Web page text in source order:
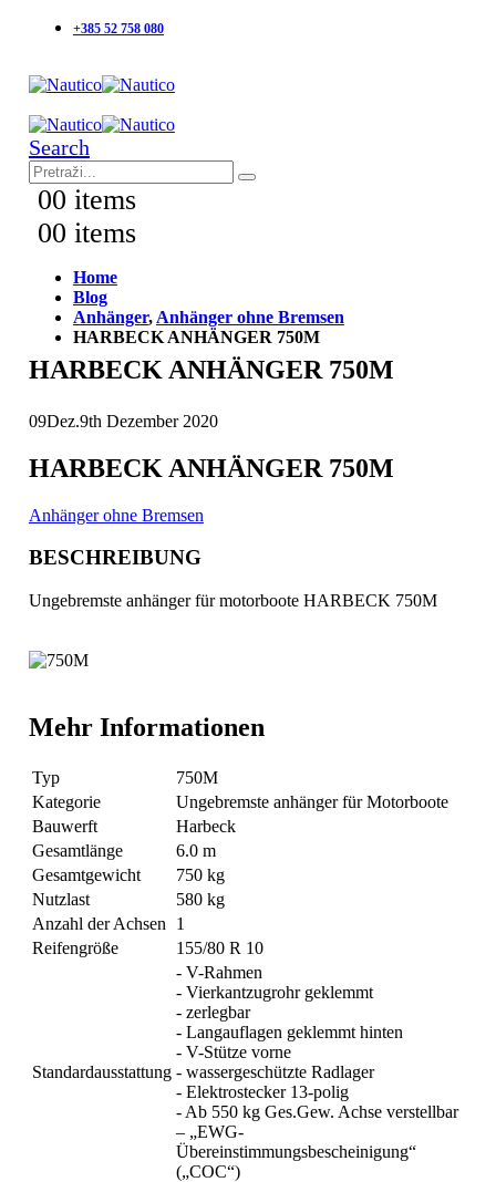
+385 52 758 080
Search
00 items
00 items
Home
Blog
Anhänger, Anhänger ohne Bremsen
HARBECK ANHÄNGER 750M
HARBECK ANHÄNGER 750M
09Dez.9th Dezember 2020
HARBECK ANHÄNGER 750M
Anhänger ohne Bremsen
BESCHREIBUNG
Ungebremste anhänger für motorboote HARBECK 750M
Mehr Informationen
Typ
750M
Kategorie
Ungebremste anhänger für Motorboote
Bauwerft
Harbeck
Gesamtlänge
6.0 m
Gesamtgewicht
750 kg
Nutzlast
580 kg
Anzahl der Achsen
1
Reifengröße
155/80 R 10
Standardausstattung
- V-Rahmen
- Vierkantzugrohr geklemmt
- zerlegbar
- Langauflagen geklemmt hinten
- V-Stütze vorne
- wassergeschützte Radlager
- Elektrostecker 13-polig
- Ab 550 kg Ges.Gew. Achse verstellbar
– „EWG-
Übereinstimmungsbescheinigung“
(„COC“)